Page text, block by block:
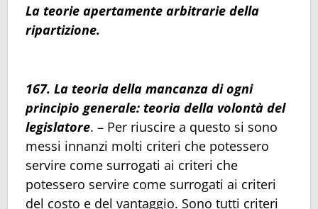
La teorie apertamente arbitrarie della
ripartizione.
167. La teoria della mancanza di ogni
principio generale: teoria della volontà del
legislatore. – Per riuscire a questo si sono
messi innanzi molti criteri che potessero
servire come surrogati ai criteri che
potessero servire come surrogati ai criteri
del costo e del vantaggio. Sono tutti criteri